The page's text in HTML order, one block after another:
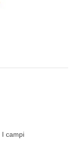
I campi